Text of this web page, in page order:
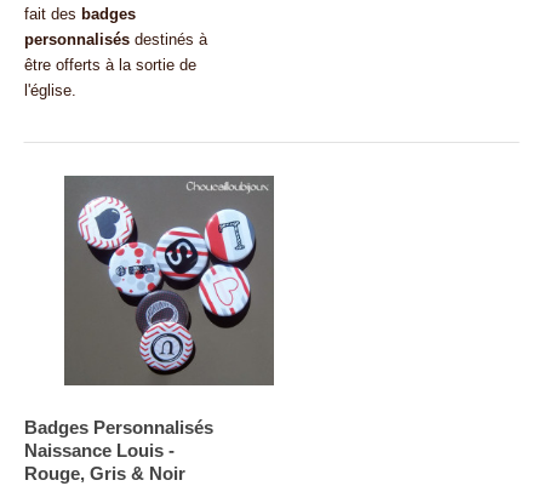
fait des badges
personnalisésdestinés à
être offerts à la sortie de
l'église.
Badges Personnalisés
Naissance Louis -
Rouge, Gris & Noir